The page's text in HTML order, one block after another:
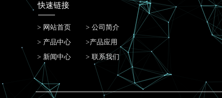
快速链接
> 网站首页
> 公司简介
> 产品中心
>产品应用
> 新闻中心
> 联系我们